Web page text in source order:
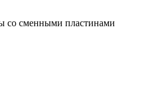
со сменными пластинами